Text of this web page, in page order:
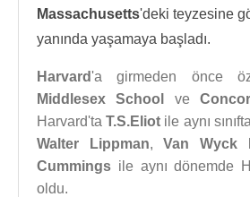
Massachusetts'deki teyzesine
yanında yaşamaya başladı.
Harvard 'a girmeden önce
Middlesex School
ve
Harvard'taT.S.Eliot ile aynı
Walter Lippman,Van Wyck
Cummings ile aynı dönemde
oldu.